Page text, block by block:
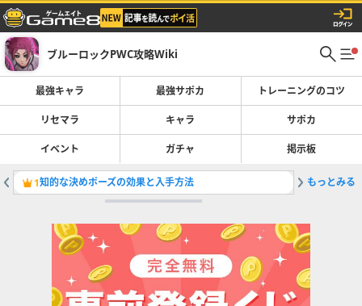
ブルーロックPWC攻略Wiki
最強キャラ 最強サポカ トレーニングのコツ
リセマラ キャラ サポカ
イベント ガチャ 掲示板
1知的な決めポーズの効果と入手方法 2クラブ
もっとみる